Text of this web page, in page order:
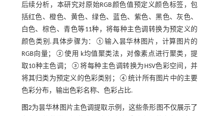
后续分析，本研究对原始RGB颜色值预定义颜色标签，包
括红色、橙色、黄色、绿色、蓝色、紫色、黑色、灰色、
白色、棕色、青色等11种，将每种主色调转换为预定义的
颜色类别.具体步骤为：①输入昙华林图片，计算图片的
RGB向量；②使用 k均值聚类法，对像素点进行聚类，提
取10种主色调；③将每种主色调转换为HSV色彩空间，并
将其归类为预定义的色彩类别；④统计所有图片中的主要
色彩分布，输出色彩名称、色彩占比.
图2为昙华林图片主色调提取示例，这些条形图不仅展示了